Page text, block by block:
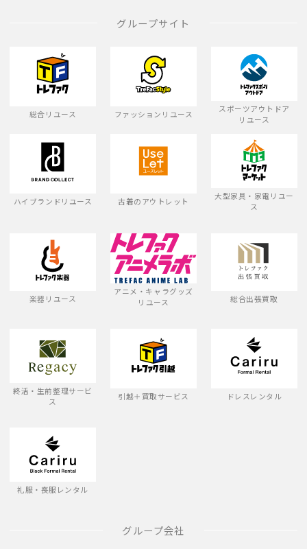
グループサイト
総合リユース ファッションリユース
スポーツアウトドア
リユース
ハイブランドリユース 古着のアウトレット
大型家具・家電リユー
ス
楽器リユース
アニメ・キャラグッズ
リユース
総合出張買取
終活・生前整理サービ
ス
引越＋買取サービス ドレスレンタル
礼服・喪服レンタル
グループ会社